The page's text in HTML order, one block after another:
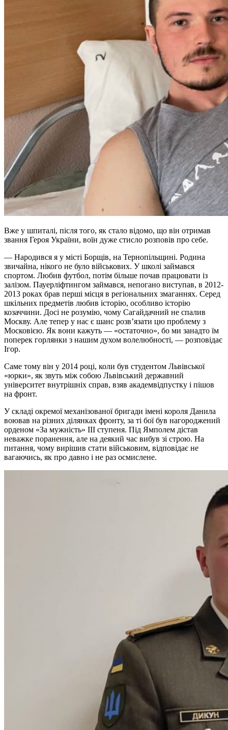
Вже у шпиталі, після того, як стало відомо, що він отримав
звання Героя України, воїн дуже стисло розповів про себе.
— Народився я у місті Борщів, на Тернопільщині. Родина
звичайна, нікого не було військових. У школі займався
спортом. Любив футбол, потім більше почав працювати із
залізом. Пауерліфтингом займався, непогано виступав, в 2012-
2013 роках брав перші місця в регіональних змаганнях. Серед
шкільних предметів любив історію, особливо історію
козаччини. Досі не розумію, чому Сагайдачний не спалив
Москву. Але тепер у нас є шанс розв’язати цю проблему з
Московією. Як вони кажуть — «остаточно», бо ми занадто їм
поперек горлянки з нашим духом волелюбності, — розповідає
Ігор.
Саме тому він у 2014 році, коли був студентом Львівської
«юрки», як звуть між собою Львівський державний
університет внутрішніх справ, взяв академвідпустку і пішов
на фронт.
У складі окремої механізованої бригади імені короля Данила
воював на різних ділянках фронту, за ті бої був нагороджений
орденом «За мужність» ІІІ ступеня. Під Ямполем дістав
неважке поранення, але на деякий час вибув зі строю. На
питання, чому вирішив стати військовим, відповідає не
вагаючись, як про давно і не раз осмислене.